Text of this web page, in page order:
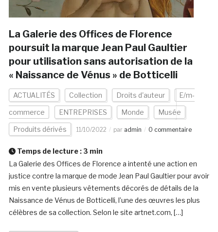
La Galerie des Offices de Florence
poursuit la marque Jean Paul Gaultier
pour utilisation sans autorisation de la
« Naissance de Vénus » de Botticelli
ACTUALITÉS Collection Droits d'auteur E/m-
commerce ENTREPRISES Monde Musée
Produits dérivés 11/10/2022 par admin 0 commentaire
Temps de lecture : 3 min
La Galerie des Offices de Florence a intenté une action en
justice contre la marque de mode Jean Paul Gaultier pour avoir
mis en vente plusieurs vêtements décorés de détails de la
Naissance de Vénus de Botticelli, l’une des œuvres les plus
célèbres de sa collection. Selon le site artnet.com, […]